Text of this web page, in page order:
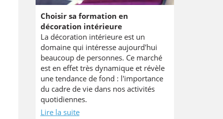
Choisir sa formation en
décoration intérieure
La décoration intérieure est un
domaine qui intéresse aujourd'hui
beaucoup de personnes. Ce marché
est en effet très dynamique et révèle
une tendance de fond : l'importance
du cadre de vie dans nos activités
quotidiennes.
Lire la suite